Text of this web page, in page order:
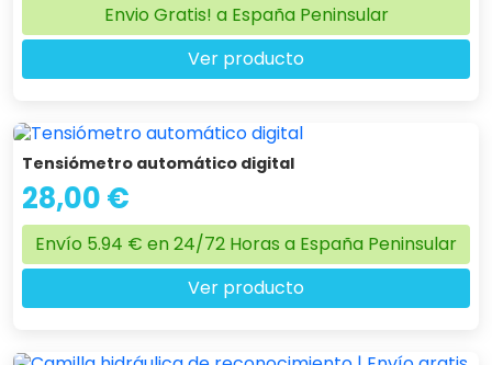
Envio Gratis! a España Peninsular
Ver producto
Tensiómetro automático digital
28,00 €
Envío 5.94 € en 24/72 Horas a España Peninsular
Ver producto